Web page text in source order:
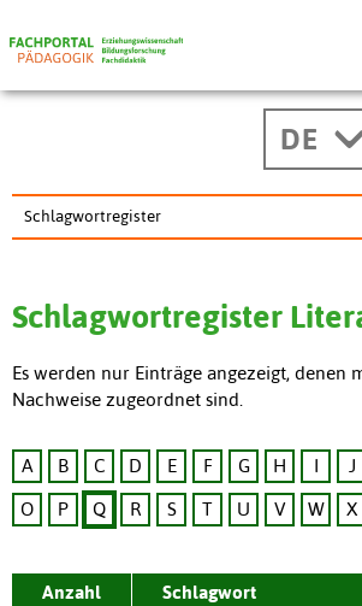
DE
Schlagwortregister
Schlagwortregister
Es werden nur Einträge angezeigt, denen
Nachweise zugeordnet sind.
A B C D E F G H I J
O P Q R S T U V W X
Anzahl
Schlagwort